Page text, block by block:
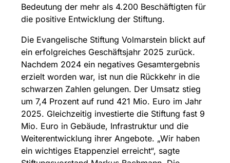
Bedeutung der mehr als 4.200 Beschäftigten für
die positive Entwicklung der Stiftung.
Die Evangelische Stiftung Volmarstein blickt auf
ein erfolgreiches Geschäftsjahr 2025 zurück.
Nachdem 2024 ein negatives Gesamtergebnis
erzielt worden war, ist nun die Rückkehr in die
schwarzen Zahlen gelungen. Der Umsatz stieg
um 7,4 Prozent auf rund 421 Mio. Euro im Jahr
2025. Gleichzeitig investierte die Stiftung fast 9
Mio. Euro in Gebäude, Infrastruktur und die
Weiterentwicklung ihrer Angebote. „Wir haben
ein wichtiges Etappenziel erreicht“, sagte